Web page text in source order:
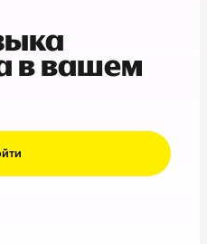
в вашем